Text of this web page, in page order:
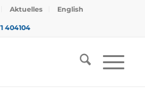
Aktuelles English
404104